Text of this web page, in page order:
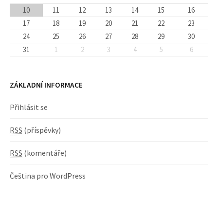
10
11 12 13 14 15
16
17
18 19 20 21 22
23
24
25 26 27 28 29
30
31
1 2 3 4 5 6
ZÁKLADNÍ INFORMACE
Přihlásit se
RSS (příspěvky)
RSS (komentáře)
Čeština pro WordPress